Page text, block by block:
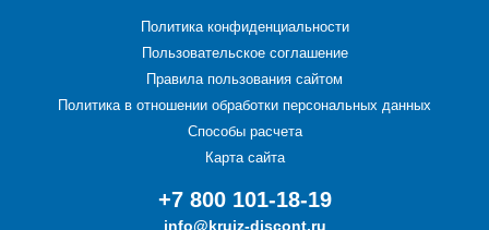
Политика конфиденциальности
Пользовательское соглашение
Правила пользования сайтом
Политика в отношении обработки персональных данных
Способы расчета
Карта сайта
+7 800 101-18-19
info@kruiz-discont.ru